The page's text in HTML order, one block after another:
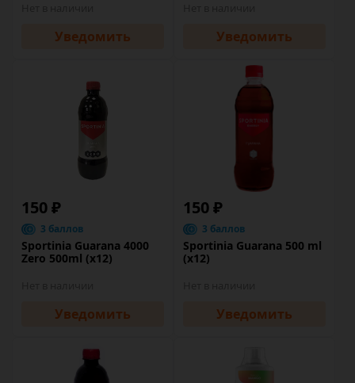
Уведомить Уведомить
150 ₽
3 баллов
Sportinia Guarana 4000
Zero 500ml (х12)
Уведомить
150 ₽
3 баллов
Sportinia Guarana 500 ml
(х12)
Уведомить